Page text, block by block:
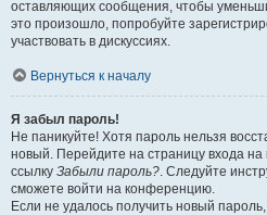
оставляющих сообщения, чтобы
это произошло, попробуйте
участвовать в дискуссиях.
Вернуться к началу
Я забыл пароль!
Не паникуйте! Хотя пароль нельзя
новый. Перейдите на страницу входа
ссылку Забыли пароль?. Следуйте
сможете войти на конференцию.
Если не удалось получить новый